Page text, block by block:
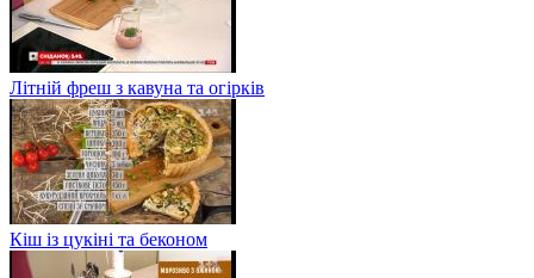
Літній фреш з кавуна та огірків
Кіш із цукіні та беконом